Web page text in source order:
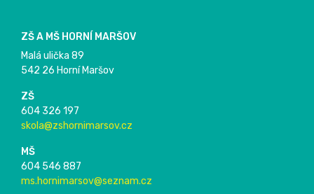
ZŠ A MŠ HORNÍ MARŠOV
Malá ulička 89
542 26 Horní Maršov
ZŠ
604 326 197
skola@zshornimarsov.cz
MŠ
604 546 887
ms.hornimarsov@seznam.cz